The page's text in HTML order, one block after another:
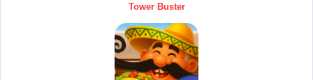
Tower Buster